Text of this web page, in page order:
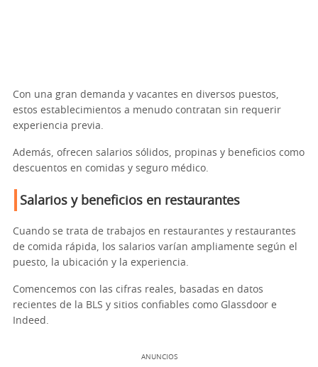
Con una gran demanda y vacantes en diversos puestos,
estos establecimientos a menudo contratan sin requerir
experiencia previa.
Además, ofrecen salarios sólidos, propinas y beneficios como
descuentos en comidas y seguro médico.
Salarios y beneficios en restaurantes
Cuando se trata de trabajos en restaurantes y restaurantes
de comida rápida, los salarios varían ampliamente según el
puesto, la ubicación y la experiencia.
Comencemos con las cifras reales, basadas en datos
recientes de la BLS y sitios confiables como Glassdoor e
Indeed.
ANUNCIOS